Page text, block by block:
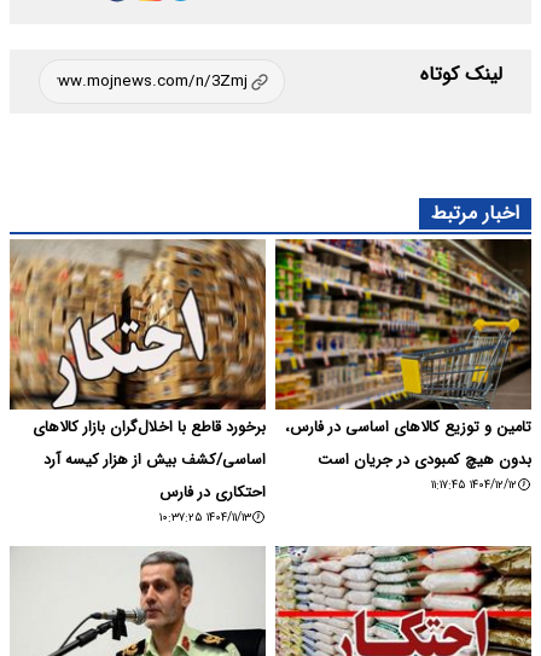
لینک کوتاه
اخبار مرتبط
تامین و توزیع کالاهای اساسی در فارس،
بدون هیچ کمبودی در جریان است
۱۴۰۴/۱۲/۱۲ ۱۱:۱۷:۴۵
برخورد قاطع با اخلال‌گران بازار کالاهای
اساسی/کشف بیش از هزار کیسه آرد
احتکاری در فارس
۱۴۰۴/۱۱/۱۳ ۱۰:۳۷:۲۵